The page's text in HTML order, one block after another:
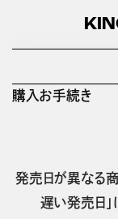
購入お手続き
発売日が異なる
遅い発売日」